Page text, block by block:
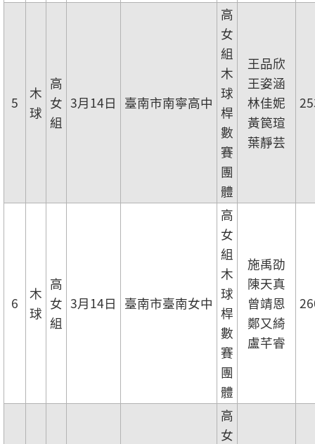
5
木
球
高
女
組
3月14日 臺南市南寧高中
高
女
組
木
球
桿
數
賽
團
體
王品欣
王姿涵
林佳妮
黃笢瑄
葉靜芸
6
木
球
高
女
組
3月14日 臺南市臺南女中
高
女
組
木
球
桿
數
賽
團
體
施禹劭
陳天真
曾靖恩
鄭又綺
盧芊睿
高
女